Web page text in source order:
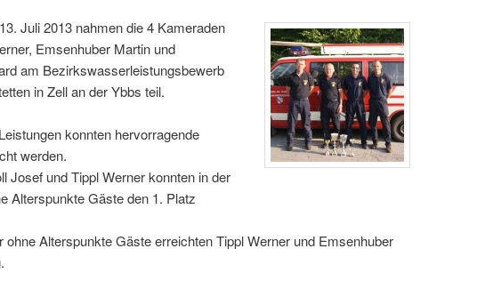
Juli 2013 nahmen die 4 Kameraden
Emsenhuber Martin und
am Bezirkswasserleistungsbewerb
in Zell an der Ybbs teil.
konnten hervorragende
werden.
Josef und Tippl Werner konnten in der
Alterspunkte Gäste den 1. Platz
ohne Alterspunkte Gäste erreichten Tippl Werner und Emsenhuber